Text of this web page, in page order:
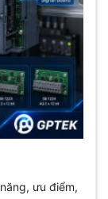
ưu điểm,